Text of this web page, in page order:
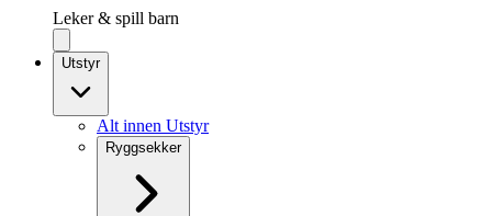
Leker & spill barn
Utstyr
Alt innen Utstyr
Ryggsekker